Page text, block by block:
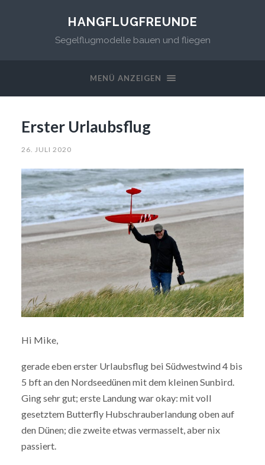
HANGFLUGFREUNDE
Segelflugmodelle bauen und fliegen
MENÜ ANZEIGEN
Erster Urlaubsflug
26. JULI 2020
Hi Mike,
gerade eben erster Urlaubsflug bei Südwestwind 4 bis
5 bft an den Nordseedünen mit dem kleinen Sunbird.
Ging sehr gut; erste Landung war okay: mit voll
gesetztem Butterfly Hubschrauberlandung oben auf
den Dünen; die zweite etwas vermasselt, aber nix
passiert.